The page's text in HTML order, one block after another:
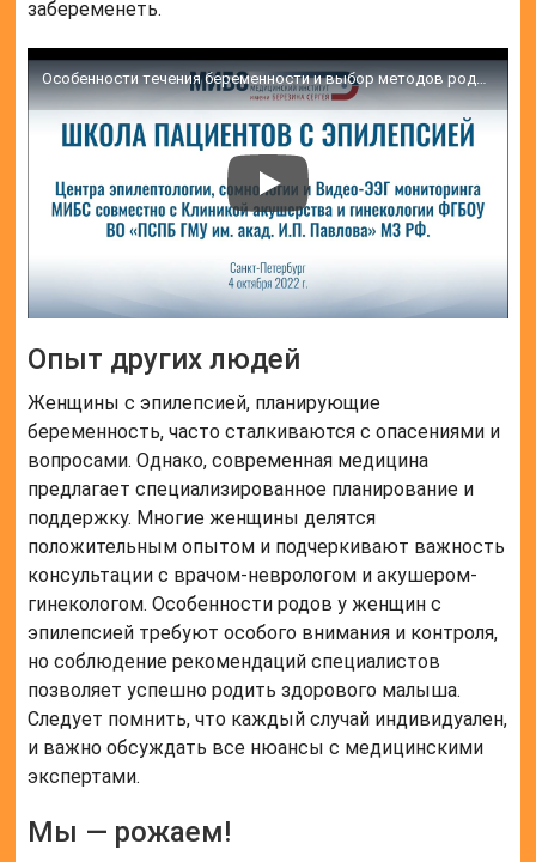
забеременеть.
Особенности течения беременности и выбор методов родоразрешения у беременных с эпилепсией
Опыт других людей
Женщины с эпилепсией, планирующие
беременность, часто сталкиваются с опасениями и
вопросами. Однако, современная медицина
предлагает специализированное планирование и
поддержку. Многие женщины делятся
положительным опытом и подчеркивают важность
консультации с врачом-неврологом и акушером-
гинекологом. Особенности родов у женщин с
эпилепсией требуют особого внимания и контроля,
но соблюдение рекомендаций специалистов
позволяет успешно родить здорового малыша.
Следует помнить, что каждый случай индивидуален,
и важно обсуждать все нюансы с медицинскими
экспертами.
Мы — рожаем!